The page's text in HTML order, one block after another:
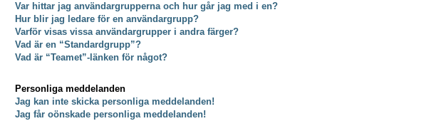
Var hittar jag användargrupperna och hur går jag med i en?
Hur blir jag ledare för en användargrupp?
Varför visas vissa användargrupper i andra färger?
Vad är en “Standardgrupp”?
Vad är “Teamet”-länken för något?
Personliga meddelanden
Jag kan inte skicka personliga meddelanden!
Jag får oönskade personliga meddelanden!